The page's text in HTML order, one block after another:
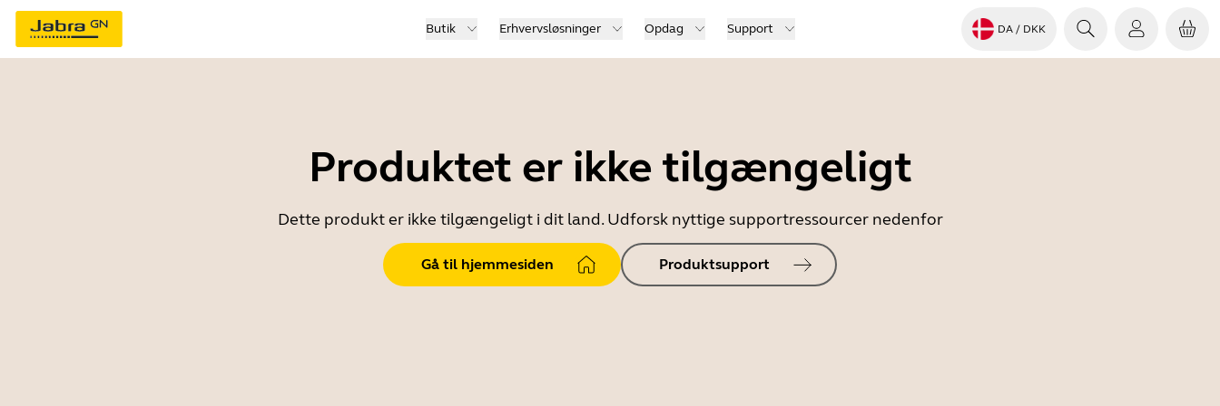
Butik Erhvervsløsninger Opdag Support DA / DKK
Produktet er ikke tilgængeligt
Dette produkt er ikke tilgængeligt i dit land. Udforsk nyttige supportressourcer nedenfor
Gå til hjemmesiden Produktsupport